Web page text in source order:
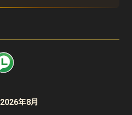
2026年8月